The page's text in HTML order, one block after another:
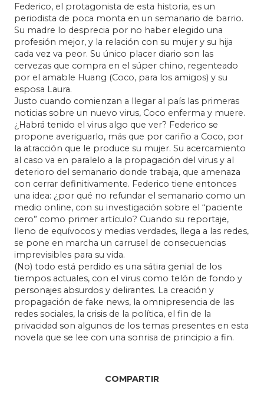
Federico, el protagonista de esta historia, es un
periodista de poca monta en un semanario de barrio.
Su madre lo desprecia por no haber elegido una
profesión mejor, y la relación con su mujer y su hija
cada vez va peor. Su único placer diario son las
cervezas que compra en el súper chino, regenteado
por el amable Huang (Coco, para los amigos) y su
esposa Laura.
Justo cuando comienzan a llegar al país las primeras
noticias sobre un nuevo virus, Coco enferma y muere.
¿Habrá tenido el virus algo que ver? Federico se
propone averiguarlo, más que por cariño a Coco, por
la atracción que le produce su mujer. Su acercamiento
al caso va en paralelo a la propagación del virus y al
deterioro del semanario donde trabaja, que amenaza
con cerrar definitivamente. Federico tiene entonces
una idea: ¿por qué no refundar el semanario como un
medio online, con su investigación sobre el “paciente
cero” como primer artículo? Cuando su reportaje,
lleno de equívocos y medias verdades, llega a las redes,
se pone en marcha un carrusel de consecuencias
imprevisibles para su vida.
(No) todo está perdido es una sátira genial de los
tiempos actuales, con el virus como telón de fondo y
personajes absurdos y delirantes. La creación y
propagación de fake news, la omnipresencia de las
redes sociales, la crisis de la política, el fin de la
privacidad son algunos de los temas presentes en esta
novela que se lee con una sonrisa de principio a fin.
COMPARTIR